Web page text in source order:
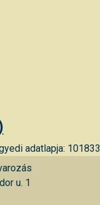
adatlapja: 101833
u. 1